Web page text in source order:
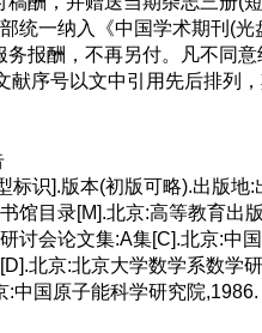
统一纳入《中国学术期刊(光
报酬，不再另付。凡不同
序号以文中引用先后排列，
识].版本(初版可略).出版地:
馆目录[M].北京:高等教育出
讨会论文集:A集[C].北京:中
北京:北京大学数学系数学
中国原子能科学研究院,1986.